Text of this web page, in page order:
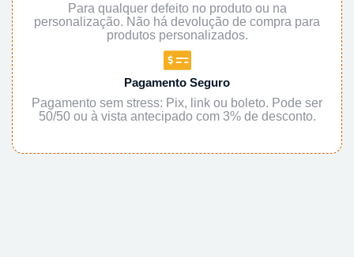
Para qualquer defeito no produto ou na
personalização. Não há devolução de compra para
produtos personalizados.
Pagamento Seguro
Pagamento sem stress: Pix, link ou boleto. Pode ser
50/50 ou à vista antecipado com 3% de desconto.